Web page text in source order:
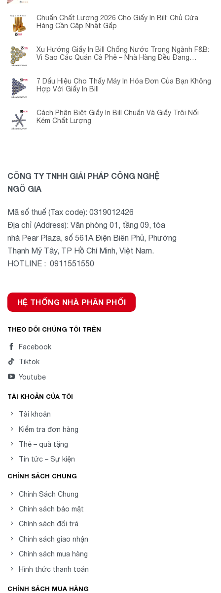
Chuẩn Chất Lượng 2026 Cho Giấy In Bill: Chủ Cửa
Hàng Cần Cập Nhật Gấp
Xu Hướng Giấy In Bill Chống Nước Trong Ngành F&B:
Vì Sao Các Quán Cà Phê – Nhà Hàng Đều Đang
7 Dấu Hiệu Cho Thấy Máy In Hóa Đơn Của Bạn Không
Hợp Với Giấy In Bill
Cách Phân Biệt Giấy In Bill Chuẩn Và Giấy Trôi Nổi
Kém Chất Lượng
CÔNG TY TNHH GIẢI PHÁP CÔNG NGHỆ
NGÔ GIA
Mã số thuế (Tax code): 0319012426
Địa chỉ (Address): Văn phòng 01, tầng 09, tòa
nhà Pear Plaza, số 561A Điện Biên Phủ, Phường
Thạnh Mỹ Tây, TP Hồ Chí Minh, Việt Nam.
HOTLINE : 0911551550
HỆ THỐNG NHÀ PHÂN PHỐI
THEO DÕI CHÚNG TÔI TRÊN
Facebook
Tiktok
Youtube
TÀI KHOẢN CỦA TÔI
Tài khoản
Kiểm tra đơn hàng
Thẻ – quà tặng
Tin tức – Sự kiện
CHÍNH SÁCH CHUNG
Chính Sách Chung
Chính sách bảo mật
Chính sách đổi trả
Chính sách giao nhận
Chính sách mua hàng
Hình thức thanh toán
CHÍNH SÁCH MUA HÀNG